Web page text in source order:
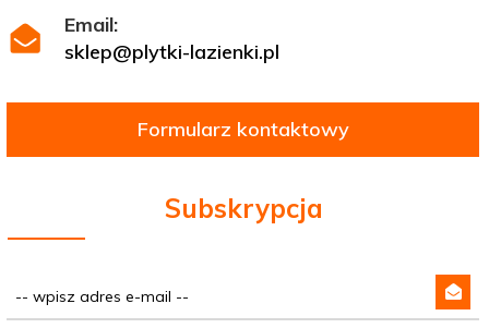
Email:
sklep@plytki-lazienki.pl
Formularz kontaktowy
Subskrypcja